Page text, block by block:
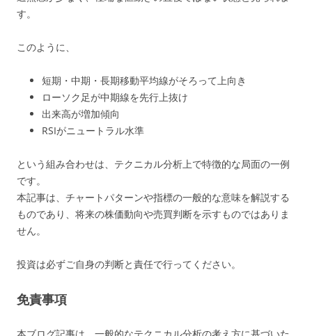
す。
このように、
短期・中期・長期移動平均線がそろって上向き
ローソク足が中期線を先行上抜け
出来高が増加傾向
RSIがニュートラル水準
という組み合わせは、テクニカル分析上で特徴的な局面の一例
です。
本記事は、チャートパターンや指標の一般的な意味を解説する
ものであり、将来の株価動向や売買判断を示すものではありま
せん。
投資は必ずご自身の判断と責任で行ってください。
免責事項